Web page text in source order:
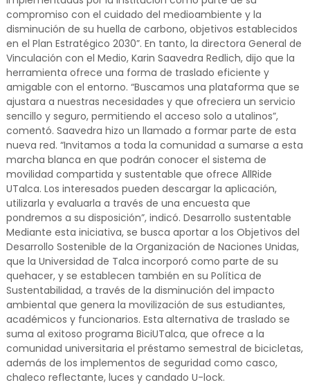
compromiso con el cuidado del medioambiente y la
disminución de su huella de carbono, objetivos establecidos
en el Plan Estratégico 2030”. En tanto, la directora General de
Vinculación con el Medio, Karin Saavedra Redlich, dijo que la
herramienta ofrece una forma de traslado eficiente y
amigable con el entorno. “Buscamos una plataforma que se
ajustara a nuestras necesidades y que ofreciera un servicio
sencillo y seguro, permitiendo el acceso solo a utalinos”,
comentó. Saavedra hizo un llamado a formar parte de esta
nueva red. “Invitamos a toda la comunidad a sumarse a esta
marcha blanca en que podrán conocer el sistema de
movilidad compartida y sustentable que ofrece AllRide
UTalca. Los interesados pueden descargar la aplicación,
utilizarla y evaluarla a través de una encuesta que
pondremos a su disposición”, indicó. Desarrollo sustentable
Mediante esta iniciativa, se busca aportar a los Objetivos del
Desarrollo Sostenible de la Organización de Naciones Unidas,
que la Universidad de Talca incorporó como parte de su
quehacer, y se establecen también en su Política de
Sustentabilidad, a través de la disminución del impacto
ambiental que genera la movilización de sus estudiantes,
académicos y funcionarios. Esta alternativa de traslado se
suma al exitoso programa BiciUTalca, que ofrece a la
comunidad universitaria el préstamo semestral de bicicletas,
además de los implementos de seguridad como casco,
chaleco reflectante, luces y candado U-lock.